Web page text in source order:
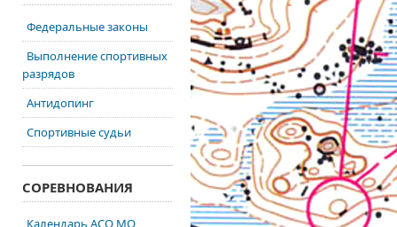
Федеральные законы
Выполнение спортивных
разрядов
Антидопинг
Спортивные судьи
СОРЕВНОВАНИЯ
Календарь АСО МО